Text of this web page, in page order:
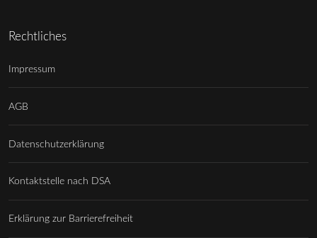
Rechtliches
Impressum
AGB
Datenschutzerklärung
Kontaktstelle nach DSA
Erklärung zur Barrierefreiheit